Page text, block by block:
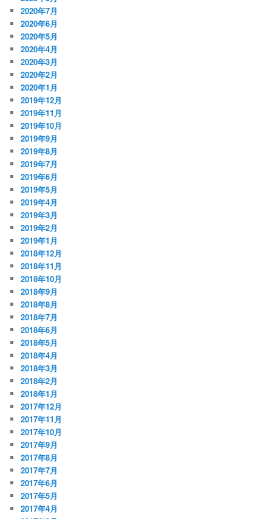
2020年7月
2020年6月
2020年5月
2020年4月
2020年3月
2020年2月
2020年1月
2019年12月
2019年11月
2019年10月
2019年9月
2019年8月
2019年7月
2019年6月
2019年5月
2019年4月
2019年3月
2019年2月
2019年1月
2018年12月
2018年11月
2018年10月
2018年9月
2018年8月
2018年7月
2018年6月
2018年5月
2018年4月
2018年3月
2018年2月
2018年1月
2017年12月
2017年11月
2017年10月
2017年9月
2017年8月
2017年7月
2017年6月
2017年5月
2017年4月